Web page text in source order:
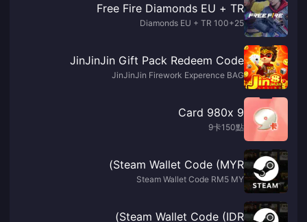
Free Fire Diamonds EU + TR
100+25 Diamonds EU + TR
JinJinJin Gift Pack Redeem Code
JinJinJin Firework Experence BAG
9 Card 980x
9卡150點
Steam Wallet Code (MYR)
Steam Wallet Code RM5 MY
Steam Wallet Code (IDR)